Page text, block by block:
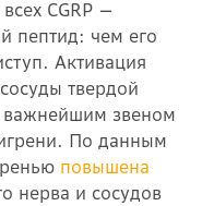
CGRP —
пептид: чем его
Активация
твердой
важнейшим звеном
По данным
повышена
нерва и сосудов